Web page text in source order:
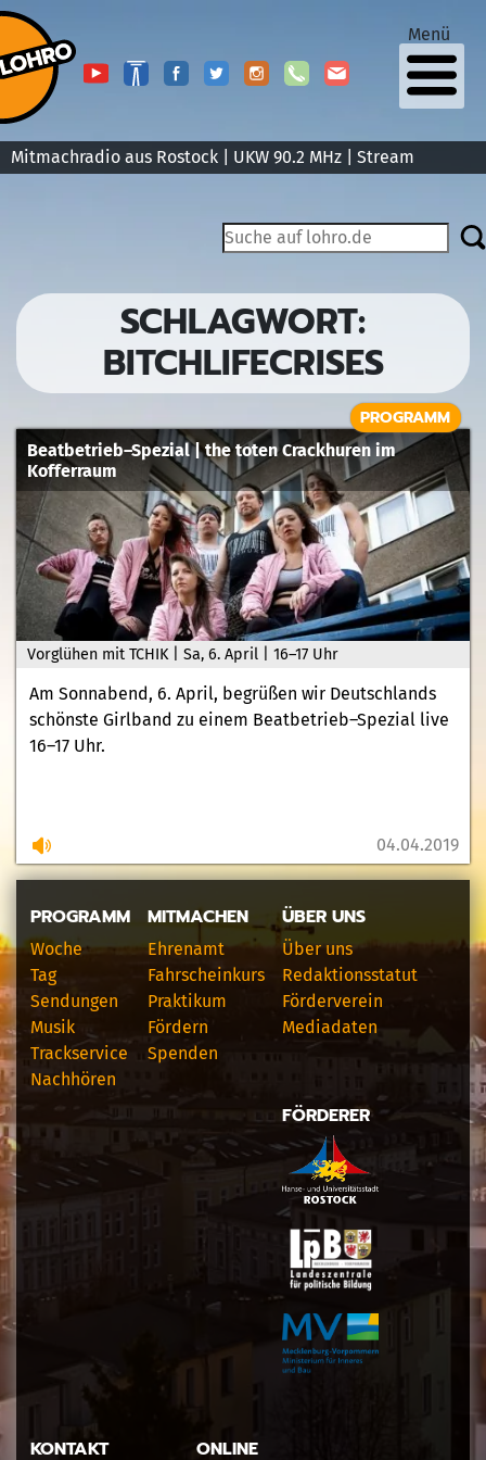
Mitmachradio aus Rostock | UKW 90.2 MHz | Stream
Menü
SCHLAGWORT:
BITCHLIFECRISES
Vorglühen mit TCHIK | Sa, 6. April | 16–17 Uhr
Beatbetrieb–Spezial | the toten Crackhuren im
Kofferraum
PROGRAMM
Am Sonnabend, 6. April, begrüßen wir Deutschlands
schönste Girlband zu einem Beatbetrieb–Spezial live
16–17 Uhr.
04.04.2019
PROGRAMM
Woche
Tag
Sendungen
Musik
Trackservice
Nachhören
MITMACHEN
Ehrenamt
Fahrscheinkurs
Praktikum
Fördern
Spenden
ÜBER UNS
Über uns
Redaktionsstatut
Förderverein
Mediadaten
FÖRDERER
KONTAKT ONLINE